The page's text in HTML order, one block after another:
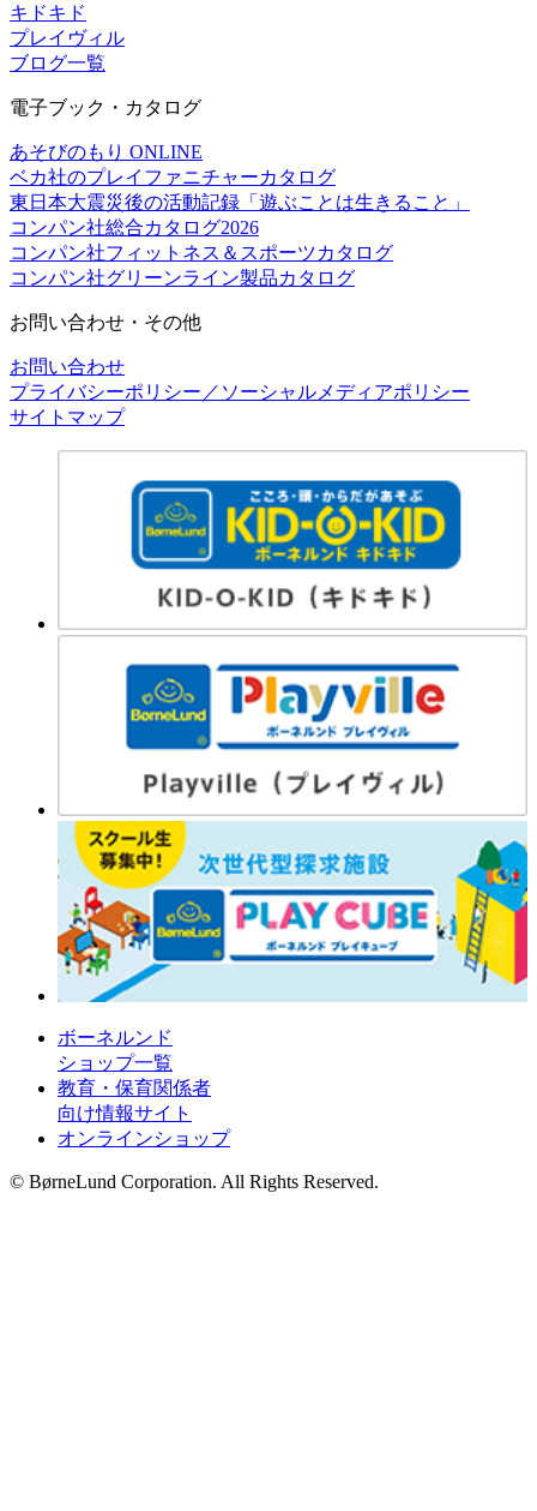
キドキド
プレイヴィル
ブログ一覧
電子ブック・カタログ
あそびのもり ONLINE
ベカ社のプレイファニチャーカタログ
東日本大震災後の活動記録「遊ぶことは生きること」
コンパン社総合カタログ2026
コンパン社フィットネス＆スポーツカタログ
コンパン社グリーンライン製品カタログ
お問い合わせ・その他
お問い合わせ
プライバシーポリシー／ソーシャルメディアポリシー
サイトマップ
ボーネルンド
ショップ一覧
教育・保育関係者
向け情報サイト
オンラインショップ
© BørneLund Corporation. All Rights Reserved.